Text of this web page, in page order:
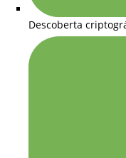
Descoberta